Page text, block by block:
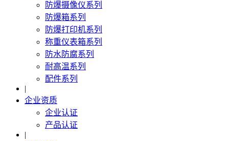
防爆摄像仪系列
防爆箱系列
防爆打印机系列
称重仪表箱系列
防水防腐系列
耐高温系列
配件系列
|
企业资质
企业认证
产品认证
|